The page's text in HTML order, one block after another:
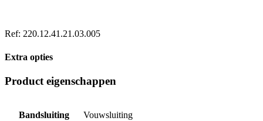
Ref: 220.12.41.21.03.005
Extra opties
Product eigenschappen
Bandsluiting Vouwsluiting